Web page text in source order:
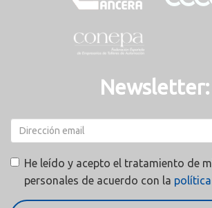
Newsletter:
He leído y acepto el tratamiento de
personales de acuerdo con la